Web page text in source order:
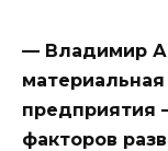
— Владимир
предприятия
факторов